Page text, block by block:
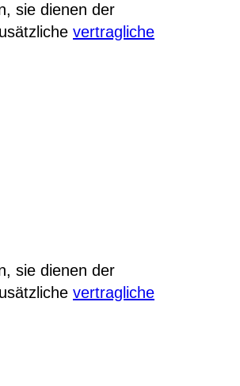
sie dienen der
vertragliche
sie dienen der
vertragliche